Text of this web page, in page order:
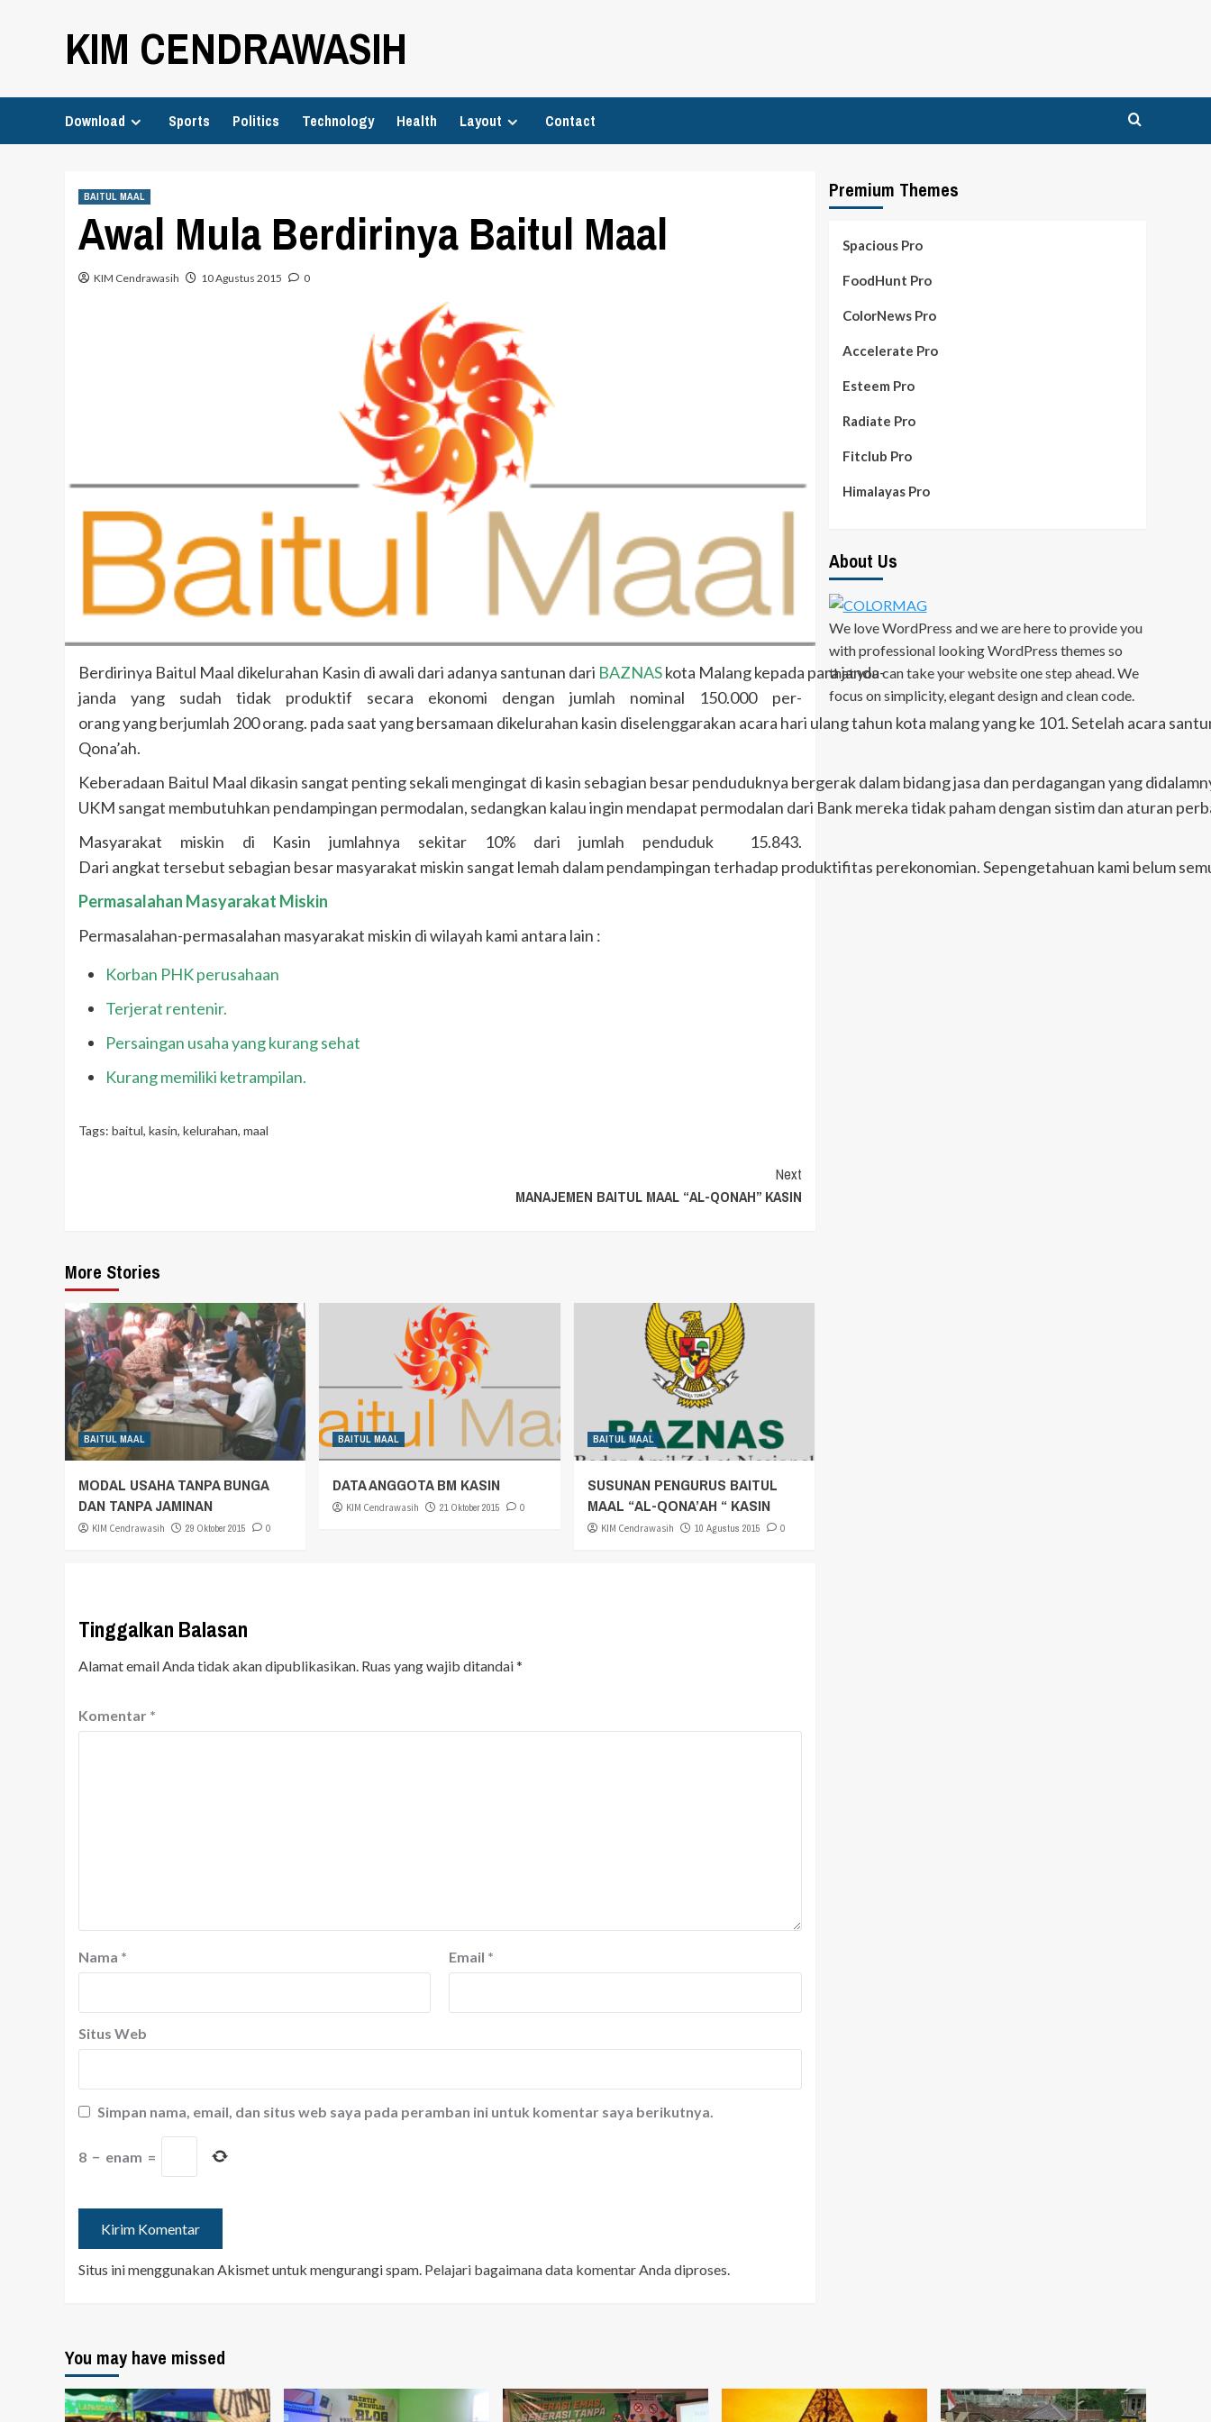
KIM CENDRAWASIH
Download Sports Politics Technology Health Layout Contact
BAITUL MAAL
Awal Mula Berdirinya Baitul Maal
KIM Cendrawasih 10 Agustus 2015 0
Berdirinya Baitul Maal dikelurahan Kasin di awali dari adanya santunan dari BAZNASkota Malang kepada para janda-
janda yang sudah tidak produktif secara ekonomi dengan jumlah nominal 150.000 per-
orang yang berjumlah 200 orang. pada saat yang bersamaan dikelurahan kasin diselenggarakan acara hari ulang tahun kota malang yang ke 101. Setelah acara
Qona’ah.
Keberadaan Baitul Maal dikasin sangat penting sekali mengingat di kasin sebagian besar penduduknya bergerak dalam bidang jasa dan perdagangan yang
UKM sangat membutuhkan pendampingan permodalan, sedangkan kalau ingin mendapat permodalan dari Bank mereka tidak paham dengan sistim dan aturan
Masyarakat miskin di Kasin jumlahnya sekitar 10% dari jumlah penduduk 15.843.
Dari angkat tersebut sebagian besar masyarakat miskin sangat lemah dalam pendampingan terhadap produktifitas perekonomian. Sepengetahuan kami belum
Permasalahan Masyarakat Miskin
Permasalahan-permasalahan masyarakat miskin di wilayah kami antara lain :
Korban PHK perusahaan
Terjerat rentenir.
Persaingan usaha yang kurang sehat
Kurang memiliki ketrampilan.
Tags: baitul, kasin, kelurahan, maal
Next
MANAJEMEN BAITUL MAAL “AL-QONAH” KASIN
More Stories
BAITUL MAAL
MODAL USAHA TANPA BUNGA
DAN TANPA JAMINAN
KIM Cendrawasih 29 Oktober 2015 0
BAITUL MAAL
DATA ANGGOTA BM KASIN
KIM Cendrawasih 21 Oktober 2015 0
BAITUL MAAL
SUSUNAN PENGURUS BAITUL
MAAL “AL-QONA’AH “ KASIN
KIM Cendrawasih 10 Agustus 2015 0
Tinggalkan Balasan
Alamat email Anda tidak akan dipublikasikan. Ruas yang wajib ditandai*
Komentar *
Nama * Email *
Situs Web
Simpan nama, email, dan situs web saya pada peramban ini untuk komentar saya berikutnya.
8 − enam =
Situs ini menggunakan Akismet untuk mengurangi spam. Pelajari bagaimana data komentar Anda diproses.
Premium Themes
Spacious Pro
FoodHunt Pro
ColorNews Pro
Accelerate Pro
Esteem Pro
Radiate Pro
Fitclub Pro
Himalayas Pro
About Us
We love WordPress and we are here to provide you
with professional looking WordPress themes so
that you can take your website one step ahead. We
focus on simplicity, elegant design and clean code.
You may have missed